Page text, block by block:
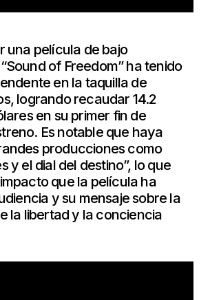
una película de bajo
of Freedom” ha tenido
en la taquilla de
logrando recaudar 14.2
en su primer fin de
Es notable que haya
producciones como
y el dial del destino”, lo que
que la película ha
y su mensaje sobre la
la libertad y la conciencia